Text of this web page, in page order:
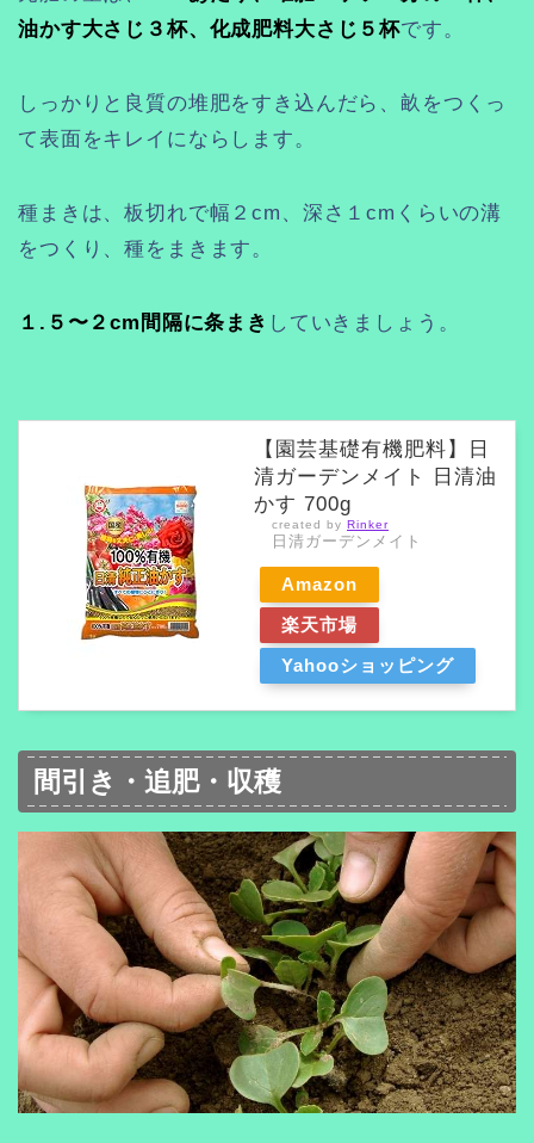
油かす大さじ３杯、化成肥料大さじ５杯です。
しっかりと良質の堆肥をすき込んだら、畝をつくっ
て表面をキレイにならします。
種まきは、板切れで幅２cm、深さ１cmくらいの溝
をつくり、種をまきます。
１.５〜２cm間隔に条まき していきましょう。
【園芸基礎有機肥料】日
清ガーデンメイト 日清油
かす 700g
created by Rinker
日清ガーデンメイト
Amazon
楽天市場
Yahooショッピング
間引き・追肥・収穫